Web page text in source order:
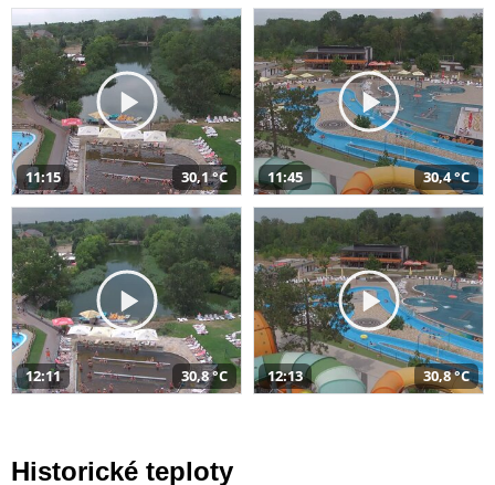
11:15 30,1 °C 11:45 30,4 °C
12:11 30,8 °C 12:13 30,8 °C
Historické teploty